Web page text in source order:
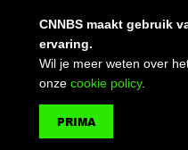
CNNBS maakt gebruik
ervaring.
Wil je meer weten over
onze cookie policy.
PRIMA